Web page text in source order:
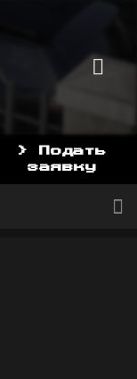
YDDY
> Подать
заявку